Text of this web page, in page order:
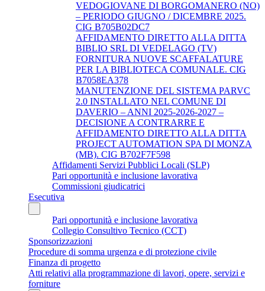
VEDOGIOVANE DI BORGOMANERO (NO)
– PERIODO GIUGNO / DICEMBRE 2025.
CIG B705B02DC7
AFFIDAMENTO DIRETTO ALLA DITTA
BIBLIO SRL DI VEDELAGO (TV)
FORNITURA NUOVE SCAFFALATURE
PER LA BIBLIOTECA COMUNALE. CIG
B7058EA378
MANUTENZIONE DEL SISTEMA PARVC
2.0 INSTALLATO NEL COMUNE DI
DAVERIO – ANNI 2025-2026-2027 –
DECISIONE A CONTRARRE E
AFFIDAMENTO DIRETTO ALLA DITTA
PROJECT AUTOMATION SPA DI MONZA
(MB). CIG B702F7F598
Affidamenti Servizi Pubblici Locali (SLP)
Pari opportunità e inclusione lavorativa
Commissioni giudicatrici
Esecutiva
Pari opportunità e inclusione lavorativa
Collegio Consultivo Tecnico (CCT)
Sponsorizzazioni
Procedure di somma urgenza e di protezione civile
Finanza di progetto
Atti relativi alla programmazione di lavori, opere, servizi e
forniture